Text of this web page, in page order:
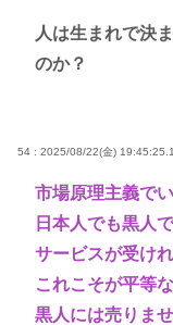
人は生まれで決
のか？
54 : 2025/08/22(金)
市場原理主義で
日本人でも黒人
サービスが受け
これこそが平等
黒人には売りま